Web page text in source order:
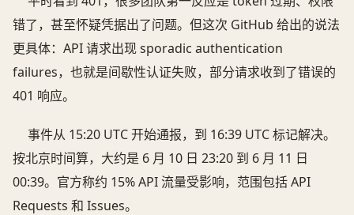
错了，甚至怀疑凭据出了问题。但这次 GitHub 给出的说法
更具体：API 请求出现 sporadic authentication
failures，也就是间歇性认证失败，部分请求收到了错误的
401 响应。
事件从 15:20 UTC 开始通报，到 16:39 UTC 标记解决。
按北京时间算，大约是 6 月 10 日 23:20 到 6 月 11 日
00:39。官方称约 15% API 流量受影响，范围包括 API
Requests 和 Issues。